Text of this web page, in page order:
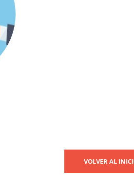
VOLVER AL